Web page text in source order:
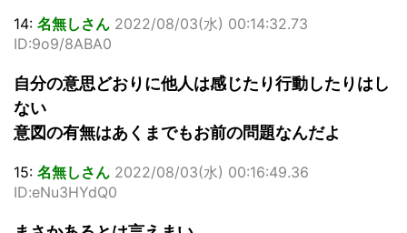
14: 名無しさん 2022/08/03(水) 00:14:32.73
ID:9o9/8ABA0
自分の意思どおりに他人は感じたり行動したりはし
ない
意図の有無はあくまでもお前の問題なんだよ
15: 名無しさん 2022/08/03(水) 00:16:49.36
ID:eNu3HYdQ0